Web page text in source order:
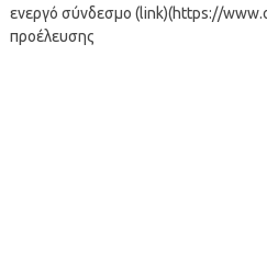
ενεργό σύνδεσμο (link)(https://
προέλευσης